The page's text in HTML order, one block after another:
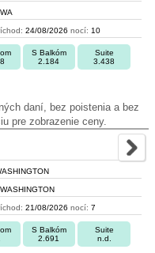
24/08/2026 nocí: 10
S Balkóm
2.184
Suite
3.438
daní, bez poistenia a bez
pre zobrazenie ceny.
21/08/2026 nocí: 7
S Balkóm
2.691
Suite
n.d.